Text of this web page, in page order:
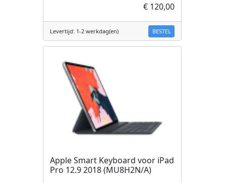
€ 120,00
Levertijd: 1-2 werkdag(en) BESTEL
Apple Smart Keyboard voor iPad
Pro 12.9 2018 (MU8H2N/A)